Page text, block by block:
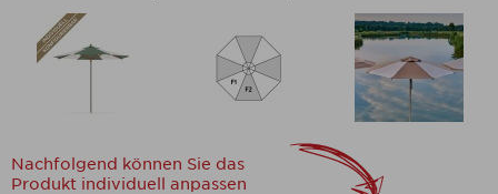
Nachfolgend können Sie das
Produkt individuell anpassen